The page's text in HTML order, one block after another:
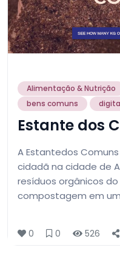
Alimentação & Nutrição
bens comuns
Estante dos
A Estantedos
cidadã na cidade de
resíduos orgânicos
compostagem em
0 0 526